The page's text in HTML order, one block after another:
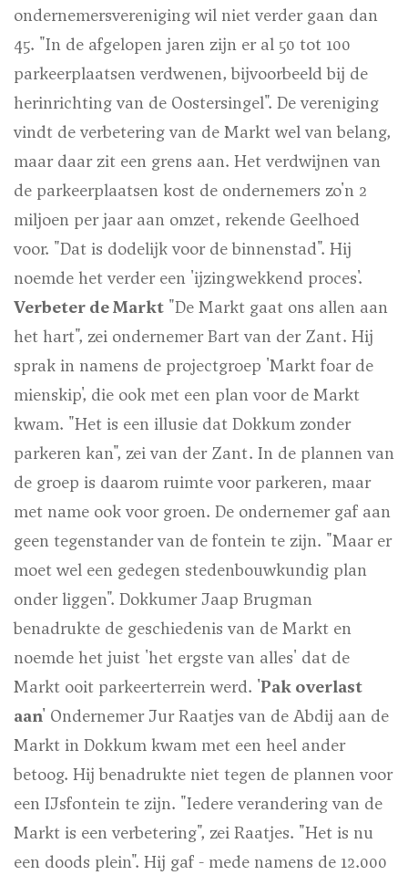
ondernemersvereniging wil niet verder gaan dan
45. "In de afgelopen jaren zijn er al 50 tot 100
parkeerplaatsen verdwenen, bijvoorbeeld bij de
herinrichting van de Oostersingel". De vereniging
vindt de verbetering van de Markt wel van belang,
maar daar zit een grens aan. Het verdwijnen van
de parkeerplaatsen kost de ondernemers zo'n 2
miljoen per jaar aan omzet, rekende Geelhoed
voor. "Dat is dodelijk voor de binnenstad". Hij
noemde het verder een 'ijzingwekkend proces'.
Verbeter de Markt "De Markt gaat ons allen aan
het hart", zei ondernemer Bart van der Zant. Hij
sprak in namens de projectgroep 'Markt foar de
mienskip', die ook met een plan voor de Markt
kwam. "Het is een illusie dat Dokkum zonder
parkeren kan", zei van der Zant. In de plannen van
de groep is daarom ruimte voor parkeren, maar
met name ook voor groen. De ondernemer gaf aan
geen tegenstander van de fontein te zijn. "Maar er
moet wel een gedegen stedenbouwkundig plan
onder liggen". Dokkumer Jaap Brugman
benadrukte de geschiedenis van de Markt en
noemde het juist 'het ergste van alles' dat de
Markt ooit parkeerterrein werd. 'Pak overlast
aan' Ondernemer Jur Raatjes van de Abdij aan de
Markt in Dokkum kwam met een heel ander
betoog. Hij benadrukte niet tegen de plannen voor
een IJsfontein te zijn. "Iedere verandering van de
Markt is een verbetering", zei Raatjes. "Het is nu
een doods plein". Hij gaf - mede namens de 12.000